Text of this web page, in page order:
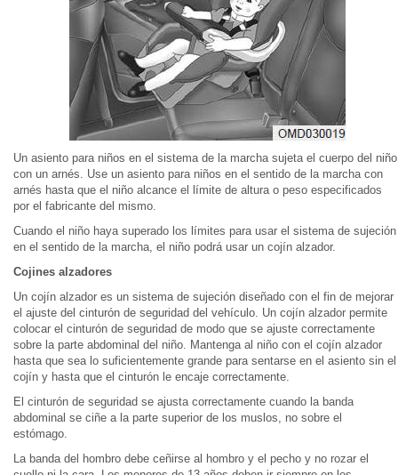
Un asiento para niños en el sistema de la marcha sujeta el cuerpo del niño
con un arnés. Use un asiento para niños en el sentido de la marcha con
arnés hasta que el niño alcance el límite de altura o peso especificados
por el fabricante del mismo.
Cuando el niño haya superado los límites para usar el sistema de sujeción
en el sentido de la marcha, el niño podrá usar un cojín alzador.
Cojines alzadores
Un cojín alzador es un sistema de sujeción diseñado con el fin de mejorar
el ajuste del cinturón de seguridad del vehículo. Un cojín alzador permite
colocar el cinturón de seguridad de modo que se ajuste correctamente
sobre la parte abdominal del niño. Mantenga al niño con el cojín alzador
hasta que sea lo suficientemente grande para sentarse en el asiento sin el
cojín y hasta que el cinturón le encaje correctamente.
El cinturón de seguridad se ajusta correctamente cuando la banda
abdominal se ciñe a la parte superior de los muslos, no sobre el
estómago.
La banda del hombro debe ceñirse al hombro y el pecho y no rozar el